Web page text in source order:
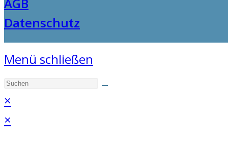
Datenschutz
Menü schließen
×
×